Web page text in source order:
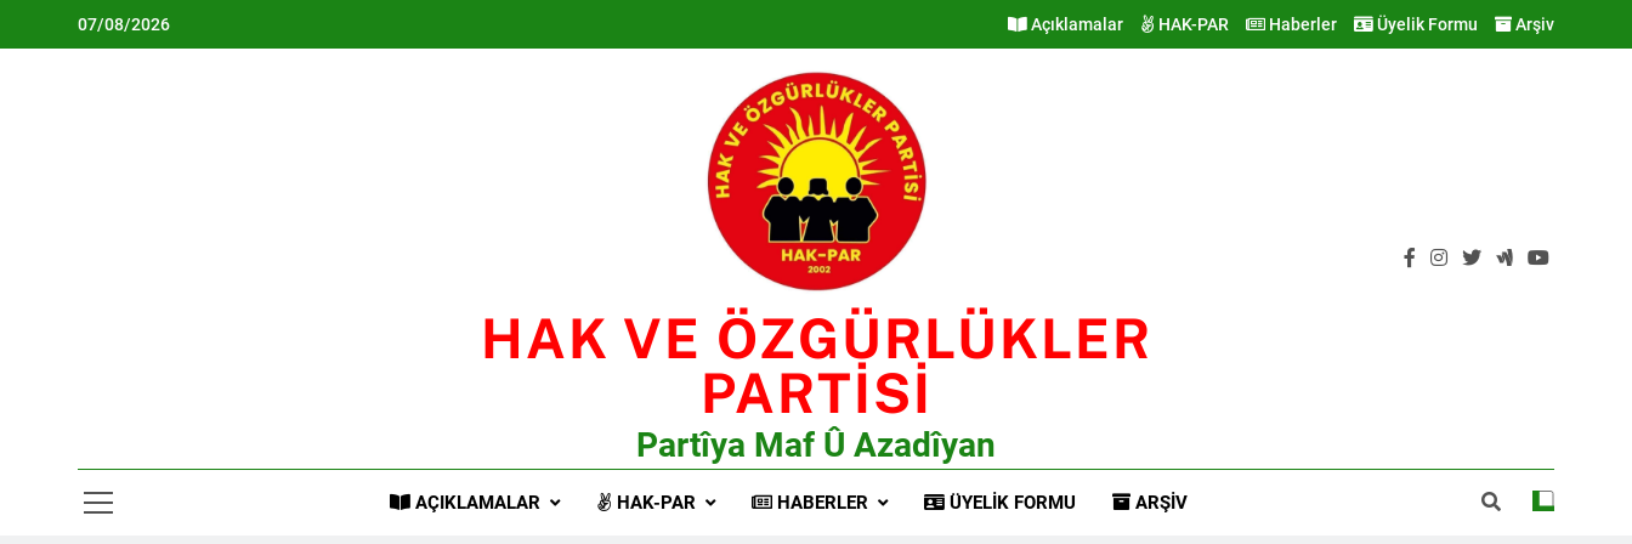
07/08/2026 Açıklamalar HAK-PAR Haberler Üyelik Formu Arşiv
HAK VE ÖZGÜRLÜKLER
PARTİSİ
Partîya Maf Û Azadîyan
AÇIKLAMALAR HAK-PAR HABERLER ÜYELIK FORMU ARŞIV